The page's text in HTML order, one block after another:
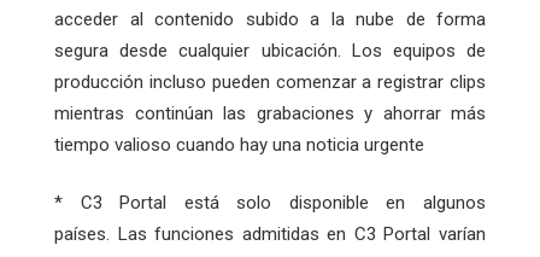
acceder al contenido subido a la nube de forma
segura desde cualquier ubicación. Los equipos de
producción incluso pueden comenzar a registrar clips
mientras continúan las grabaciones y ahorrar más
tiempo valioso cuando hay una noticia urgente
* C3 Portal está solo disponible en algunos
países. Las funciones admitidas en C3 Portal varían